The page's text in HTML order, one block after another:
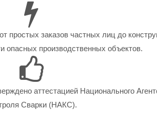
простых заказов частных лиц до
опасных производственных объектов.
аттестацией Национального
Сварки (НАКС).